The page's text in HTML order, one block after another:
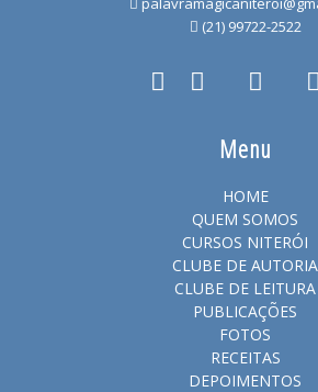
(21) 99722-2522
Menu
HOME
QUEM SOMOS
CURSOS NITERÓI
CLUBE DE AUTORIA
CLUBE DE LEITURA
PUBLICAÇÕES
FOTOS
RECEITAS
DEPOIMENTOS